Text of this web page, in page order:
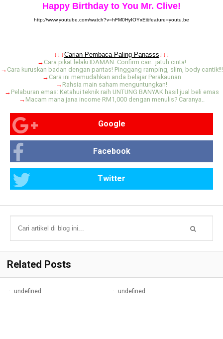
Happy Birthday to You Mr. Clive!
http://www.youtube.com/watch?v=hFM0HyIOYxE&feature=youtu.be
↓↓↓Carian Pembaca Paling Panasss↓↓↓
→ Cara pikat lelaki IDAMAN. Confirm cair…jatuh cinta!
→ Cara kuruskan badan dengan pantas! Pinggang ramping, slim, body cantik!!!
→ Cara ini memudahkan anda belajar Perakaunan
→ Rahsia main saham menguntungkan!
→ Pelaburan emas: Ketahui teknik raih UNTUNG BANYAK hasil jual beli emas
→ Macam mana jana income RM1,000 dengan menulis? Caranya..
Google
Facebook
Twitter
Related Posts
undefined undefined